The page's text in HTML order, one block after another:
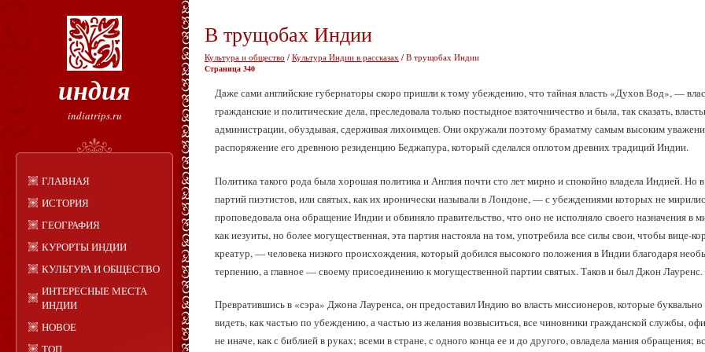
индия
indiatrips.ru
ГЛАВНАЯ
ИСТОРИЯ
ГЕОГРАФИЯ
КУРОРТЫ ИНДИИ
КУЛЬТУРА И ОБЩЕСТВО
ИНТЕРЕСНЫЕ МЕСТА
ИНДИИ
НОВОЕ
ТОП
В трущобах Индии
Культура и общество / Культура Индии в рассказах / В трущобах Индии
Страница 340
Даже сами английские губернаторы скоро пришли к тому убеждению, что тайная власть «Духов Вод», —
гражданские и политические дела, преследовала только постыдное взяточничество и была, так сказать,
администрации, обуздывая, сдерживая лихоимцев. Они окружали поэтому браматму самым высоким
распоряжение его древнюю резиденцию Беджапура, который сделался оплотом древних традиций Индии.
Политика такого рода была хорошая политика и Англия почти сто лет мирно и спокойно владела Индией. Но
партий пиэтистов, или святых, как их иронически называли в Лондоне, — с убеждениями которых не
проповедовала она обращение Индии и обвиняло правительство, что оно не исполняло своего назначения в
как иезуиты, но более могущественная, эта партия настояла на том, употребила все силы свои, чтобы вице-
креатур, — человека низкого происхождения, который добился высокого положения в Индии благодаря
терпению, а главное — своему присоединению к могущественной партии святых. Таков и был Джон Лауренс.
Превратившись в «сэра» Джона Лауренса, он предоставил Индию во власть миссионеров, которые
видеть, как частью по убеждению, а частью из желания возвыситься, все чиновники гражданской службы,
не иначе, как с библией в руках; всеми в стране, с одного конца ее и до другого, овладела мания обращения;